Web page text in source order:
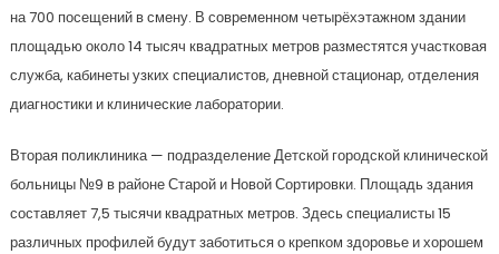
на 700 посещений в смену. В современном четырёхэтажном здании
площадью около 14 тысяч квадратных метров разместятся участковая
служба, кабинеты узких специалистов, дневной стационар, отделения
диагностики и клинические лаборатории.
Вторая поликлиника — подразделение Детской городской клинической
больницы №9 в районе Старой и Новой Сортировки. Площадь здания
составляет 7,5 тысячи квадратных метров. Здесь специалисты 15
различных профилей будут заботиться о крепком здоровье и хорошем